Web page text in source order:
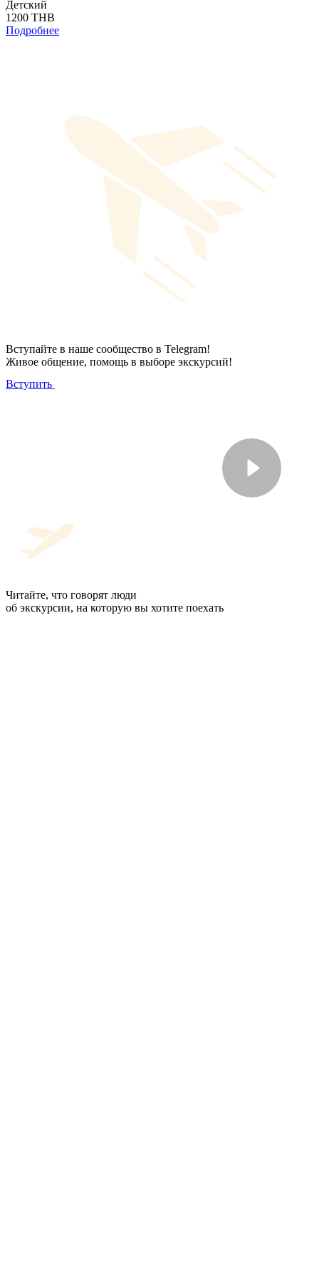
Детский
1200 THB
Подробнее
Вступайте в наше сообщество в Telegram!
Живое общение, помощь в выборе экскурсий!
Вступить
Читайте, что говорят люди
об экскурсии, на которую вы хотите поехать